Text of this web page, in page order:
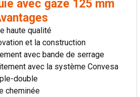
avec gaze 125 mm
haute qualité
et la construction
avec bande de serrage
avec la système Convesa
double
cheminée